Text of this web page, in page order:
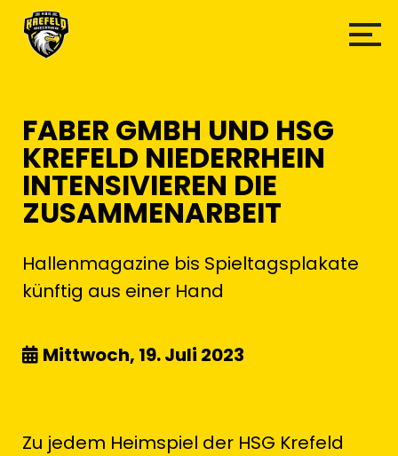
FABER GMBH UND HSG
KREFELD NIEDERRHEIN
INTENSIVIEREN DIE
ZUSAMMENARBEIT
Hallenmagazine bis Spieltagsplakate
künftig aus einer Hand
Mittwoch, 19. Juli 2023
Zu jedem Heimspiel der HSG Krefeld